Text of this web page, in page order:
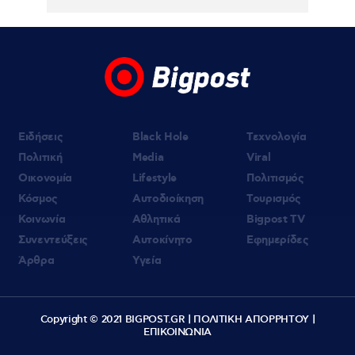
Ειδήσεις
Πολιτική
Οικονομία
Κόσμος
Κοινωνία
Συνεντεύξεις
Άρθρα
Black Hole
Media
Lifestyle
Αυτοδιοίκηση
Αθλητικά
Αυτοκίνητο
Υγεία
Τεχνολογία
Viral
Πολιτισμός
Τουρισμός
Bigpost TV
Εφημερίδες
Copyright © 2021 BIGPOST.GR | ΠΟΛΙΤΙΚΗ ΑΠΟΡΡΗΤΟΥ|
ΕΠΙΚΟΙΝΩΝΙΑ